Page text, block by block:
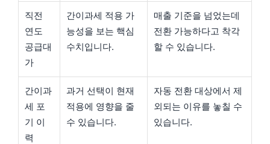
직전
연도
공급대
가
간이과세 적용 가
능성을 보는 핵심
수치입니다.
매출 기준을 넘었는데
전환 가능하다고 착각
할 수 있습니다.
간이과
세 포
기 이
력
과거 선택이 현재
적용에 영향을 줄
수 있습니다.
자동 전환 대상에서 제
외되는 이유를 놓칠 수
있습니다.